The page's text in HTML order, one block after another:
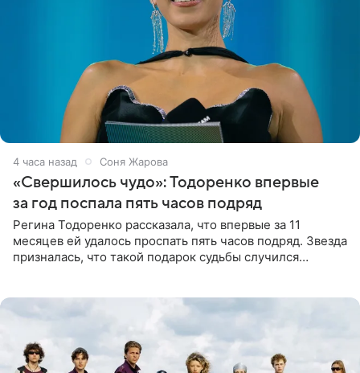
4 часа назад Соня Жарова
«Свершилось чудо»: Тодоренко впервые
за год поспала пять часов подряд
Регина Тодоренко рассказала, что впервые за 11
месяцев ей удалось проспать пять часов подряд. Звезда
призналась, что такой подарок судьбы случился